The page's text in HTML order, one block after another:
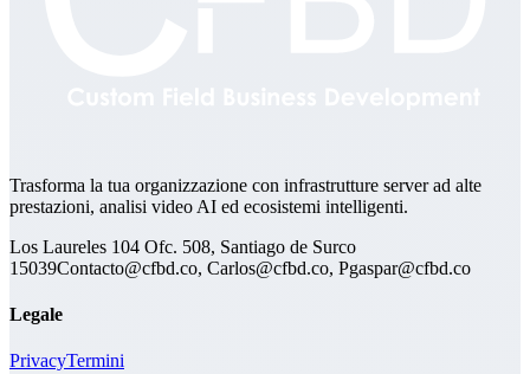
Trasforma la tua organizzazione con infrastrutture server ad alte
prestazioni, analisi video AI ed ecosistemi intelligenti.
Los Laureles 104 Ofc. 508, Santiago de Surco
15039Contacto@cfbd.co, Carlos@cfbd.co, Pgaspar@cfbd.co
Legale
PrivacyTermini